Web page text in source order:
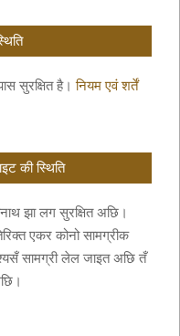
सुरक्षित है।नियम एवं शर्तें
की स्थिति
झा लग सुरक्षित अछि।
एकर कोनो सामग्रीक
सामग्री लेल जाइत अछि तँ